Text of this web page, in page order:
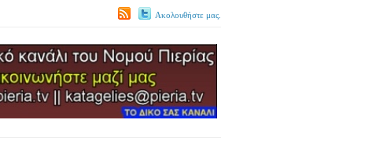
Ακολουθήστε μας.